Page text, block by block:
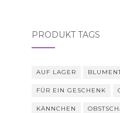
PRODUKT TAGS
AUF LAGER
FÜR EIN GESCHENK
KÄNNCHEN